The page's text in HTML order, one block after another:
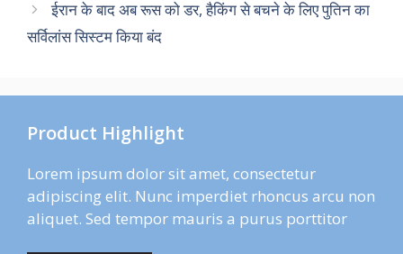
ईरान के बाद अब रूस को डर, हैकिंग से बचने के लिए पुतिन का
सर्विलांस सिस्टम किया बंद
Product Highlight
Lorem ipsum dolor sit amet, consectetur
adipiscing elit. Nunc imperdiet rhoncus arcu non
aliquet. Sed tempor mauris a purus porttitor